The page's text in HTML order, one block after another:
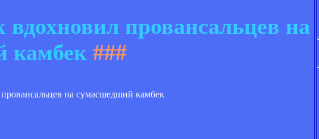
провансальцев на
камбек###